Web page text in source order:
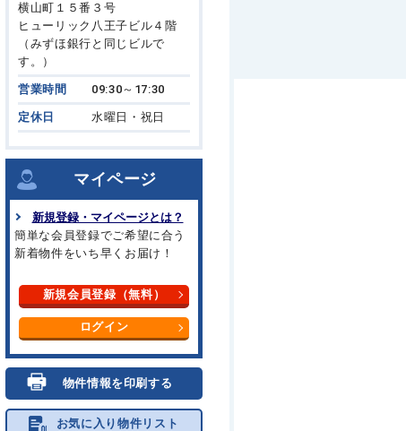
横山町１５番３号
ヒューリック八王子ビル４階
（みずほ銀行と同じビルで
す。）
営業時間 09:30～17:30
定休日 水曜日・祝日
マイページ
新規登録・マイページとは？
簡単な会員登録でご希望に合う
新着物件をいち早くお届け！
新規会員登録（無料）
ログイン
物件情報を印刷する
お気に入り物件リスト